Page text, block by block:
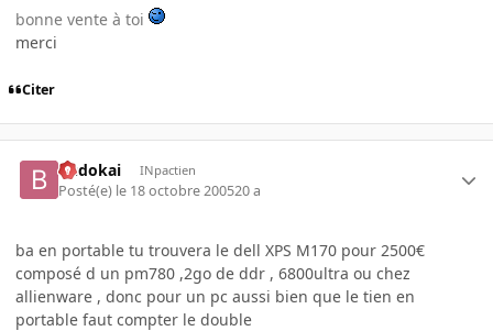
bonne vente à toi
merci
Citer
budokai INpactien
Posté(e) le 18 octobre 200520 a
ba en portable tu trouvera le dell XPS M170 pour 2500€
composé d un pm780 ,2go de ddr , 6800ultra ou chez
allienware , donc pour un pc aussi bien que le tien en
portable faut compter le double